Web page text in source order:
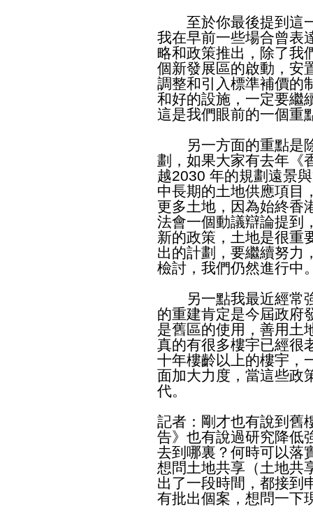
至於你最後提到這一
我在早前一些場合曾表
略和政策推出，除了我
個新發展區的啟動，安
調整和引入標準補價的
和好的設施，一定要繼
這是我們眼前的一個重
另一方面的重點是除
劃，如果大家有去年《
越2030 年的規劃遠景
中長期的土地供應項目
更多土地，因為始終香
法會一個動議辯論提到
新的政策，土地是很重
出的計劃，要繼續努力
檢討，我們仍然進行中
另一點我最近經常強
的重建肯定是今屆政府
是舊區的使用，善用土
真的有很多樓宇已經很
十年樓齡以上的樓宇，
面加大力度，當這些政
代。
記者：剛才也有說到舊
告》也有說過研究降低
去到哪裏？何時可以落
想問土地共享（土地共
出了一段時間，都接到
有批出個案，想問一下